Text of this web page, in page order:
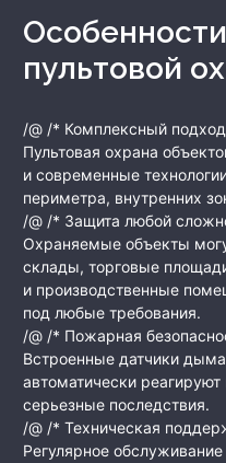
Особенности
пультовой
/@ /* Комплексный
Пультовая охрана
и современные
периметра, внутренних
/@ /* Защита любой
Охраняемые объекты
склады, торговые
и производственные
под любые требования.
/@ /* Пожарная
Встроенные датчики
автоматически
серьезные последствия.
/@ /* Техническая
Регулярное